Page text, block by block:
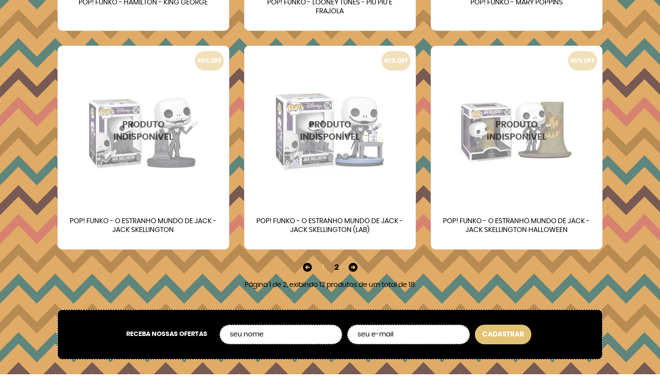
POP! FUNKO - HAMILTON - KING GEORGE
POP! FUNKO - LOONEY TUNES - PIU PIU E
FRAJOLA
POP! FUNKO - MARY POPPINS
40% OFF
POP! FUNKO - O ESTRANHO MUNDO DE JACK -
JACK SKELLINGTON
40% OFF
POP! FUNKO - O ESTRANHO MUNDO DE JACK -
JACK SKELLINGTON (LAB)
40% OFF
POP! FUNKO - O ESTRANHO MUNDO DE JACK -
JACK SKELLINGTON HALLOWEEN
1 2
Página 1 de 2, exibindo 12 produtos de um total de 18.
RECEBA NOSSAS OFERTAS CADASTRAR